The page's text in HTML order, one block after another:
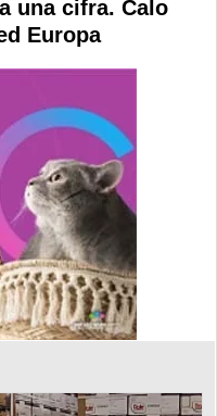
una cifra. Calo
Europa